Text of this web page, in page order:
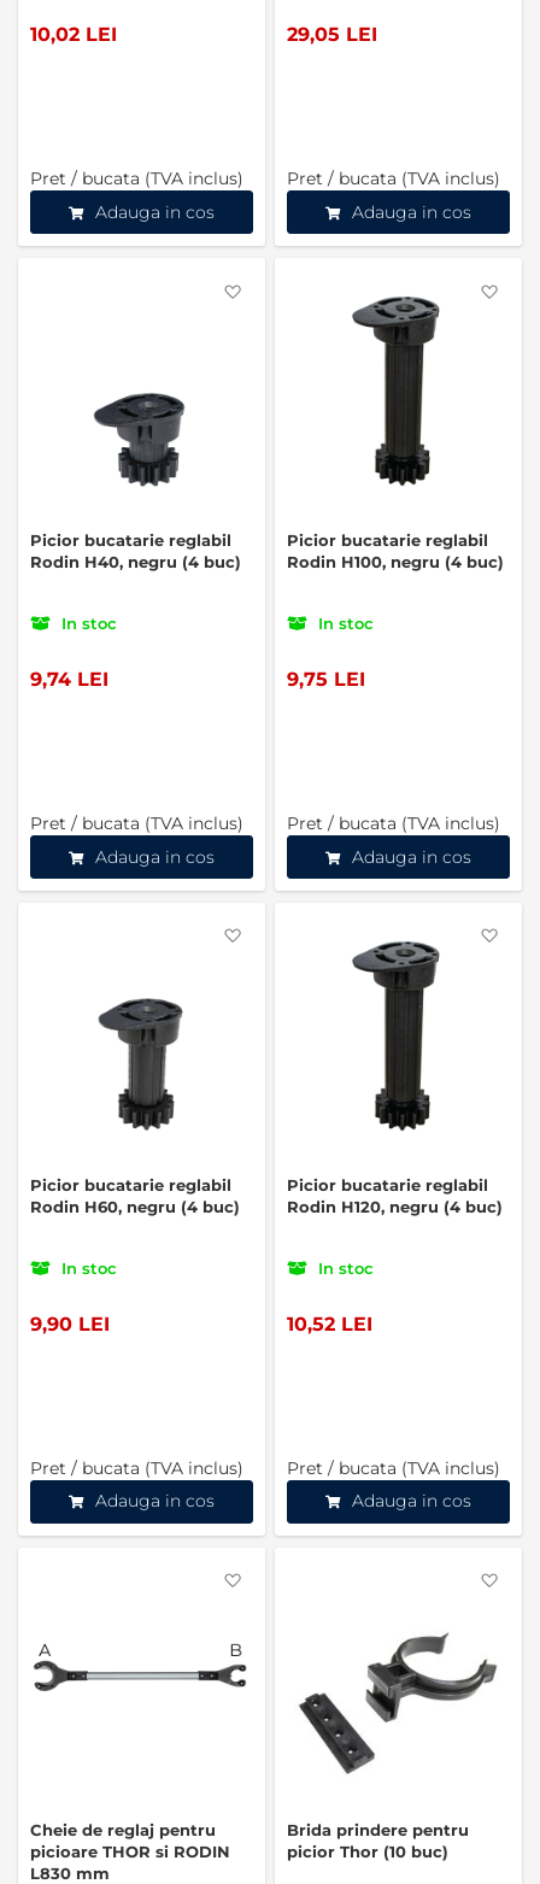
10,02 LEI
Pret / bucata (TVA inclus)
Adauga in cos
29,05 LEI
Pret / bucata (TVA inclus)
Adauga in cos
Picior bucatarie reglabil
Rodin H40, negru (4 buc)
In stoc
9,74 LEI
Pret / bucata (TVA inclus)
Adauga in cos
Picior bucatarie reglabil
Rodin H100, negru (4 buc)
In stoc
9,75 LEI
Pret / bucata (TVA inclus)
Adauga in cos
Picior bucatarie reglabil
Rodin H60, negru (4 buc)
In stoc
9,90 LEI
Pret / bucata (TVA inclus)
Adauga in cos
Picior bucatarie reglabil
Rodin H120, negru (4 buc)
In stoc
10,52 LEI
Pret / bucata (TVA inclus)
Adauga in cos
Cheie de reglaj pentru
picioare THOR si RODIN
L830 mm
Brida prindere pentru
picior Thor (10 buc)